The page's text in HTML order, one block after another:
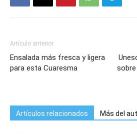
Artículo anterior
Ensalada más fresca y ligera
para esta Cuaresma
Artículos relacionados Más del